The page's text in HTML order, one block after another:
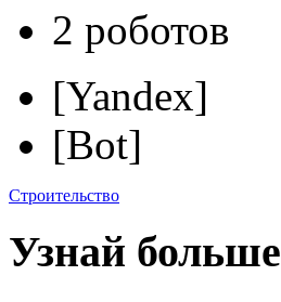
2 роботов
[Yandex]
[Bot]
Строительство
Узнай больше